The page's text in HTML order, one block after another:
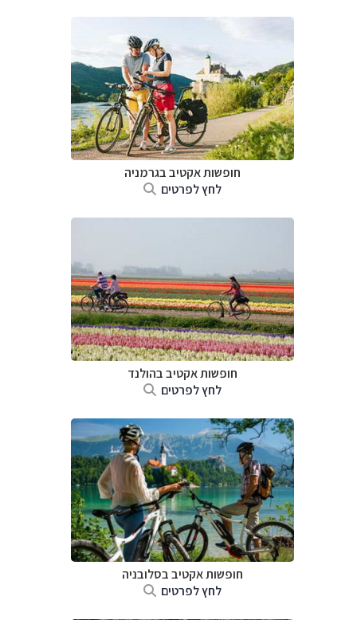
חופשות אקטיב בגרמניה
לחץ לפרטים
חופשות אקטיב בהולנד
לחץ לפרטים
חופשות אקטיב בסלובניה
לחץ לפרטים